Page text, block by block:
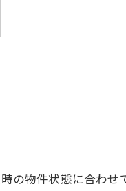
の物件状態に合わせ